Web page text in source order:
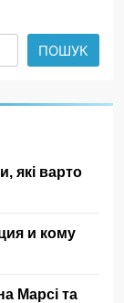
ПОШУК
які варто
и кому
Марсі та